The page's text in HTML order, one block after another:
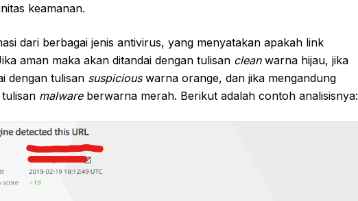
keamanan.
dari berbagai jenis antivirus, yang menyatakan apakah link
aman maka akan ditandai dengan tulisan cleanwarna hijau, jika
dengan tulisan suspiciouswarna orange, dan jika mengandung
malware berwarna merah. Berikut adalah contoh analisisnya: